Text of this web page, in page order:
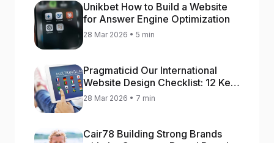
Unikbet How to Build a Website
for Answer Engine Optimization
28 Mar 2026 • 5 min
Pragmaticid Our International
Website Design Checklist: 12 Key
Stages
28 Mar 2026 • 7 min
Cair78 Building Strong Brands